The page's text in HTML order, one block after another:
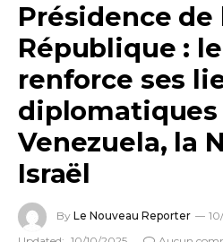
Présidence de
République :
renforce ses
diplomatiques
Venezuela, la
Israël
By Le Nouveau Reporter